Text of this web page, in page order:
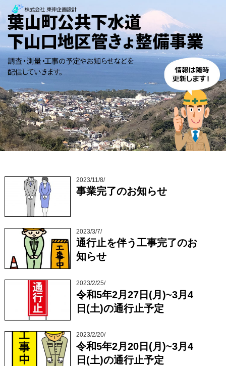
2023/11/8/
事業完了のお知らせ
2023/3/7/
通行止を伴う工事完了のお
知らせ
2023/2/25/
令和5年2月27日(月)~3月4
日(土)の通行止予定
2023/2/20/
令和5年2月20日(月)~3月4
日(土)の通行止予定